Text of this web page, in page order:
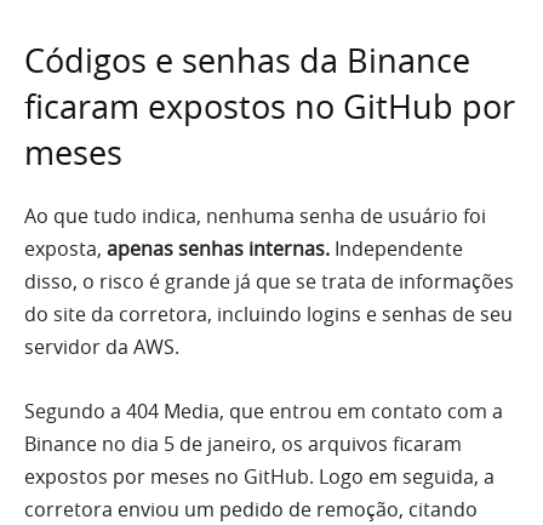
Códigos e senhas da Binance
ficaram expostos no GitHub por
meses
Ao que tudo indica, nenhuma senha de usuário foi
exposta, apenas senhas internas. Independente
disso, o risco é grande já que se trata de informações
do site da corretora, incluindo logins e senhas de seu
servidor da AWS.
Segundo a 404 Media, que entrou em contato com a
Binance no dia 5 de janeiro, os arquivos ficaram
expostos por meses no GitHub. Logo em seguida, a
corretora enviou um pedido de remoção, citando